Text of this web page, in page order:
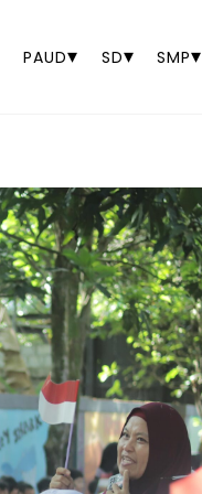
PAUD▾ SD▾ SMP▾